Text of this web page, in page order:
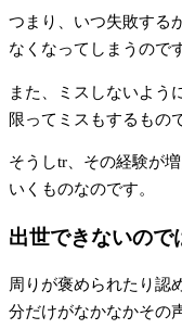
つまり、いつ失敗する
なくなってしまうので
また、ミスしないよう
限ってミスもするもの
そうしtr、その経験が
いくものなのです。
出世できないので
周りが褒められたり認
分だけがなかなかその